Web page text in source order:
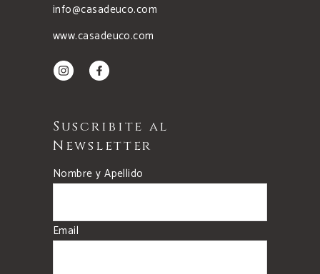
info@casadeuco.com
www.casadeuco.com
Suscribite al
Newsletter
Nombre y Apellido
Email